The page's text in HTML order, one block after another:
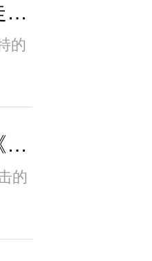
湖南小辣椒携辣妹子辣椒酱走进哈尔滨，促进
的
完美收官！辣妹子特约赞助《傲椒的湘菜》第
的